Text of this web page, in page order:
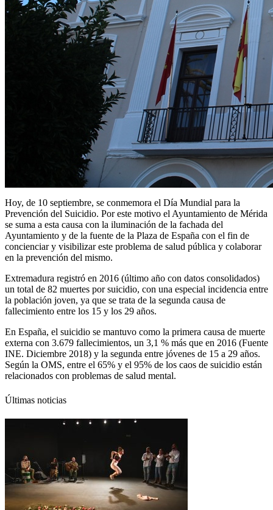
Hoy, de 10 septiembre, se conmemora el Día Mundial para la
Prevención del Suicidio. Por este motivo el Ayuntamiento de Mérida
se suma a esta causa con la iluminación de la fachada del
Ayuntamiento y de la fuente de la Plaza de España con el fin de
concienciar y visibilizar este problema de salud pública y colaborar
en la prevención del mismo.
Extremadura registró en 2016 (último año con datos consolidados)
un total de 82 muertes por suicidio, con una especial incidencia entre
la población joven, ya que se trata de la segunda causa de
fallecimiento entre los 15 y los 29 años.
En España, el suicidio se mantuvo como la primera causa de muerte
externa con 3.679 fallecimientos, un 3,1 % más que en 2016 (Fuente
INE. Diciembre 2018) y la segunda entre jóvenes de 15 a 29 años.
Según la OMS, entre el 65% y el 95% de los caos de suicidio están
relacionados con problemas de salud mental.
Últimas noticias